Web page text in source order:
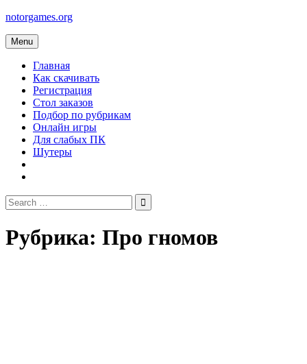
Skip
content
notorgames.org
Menu
Главная
Как скачивать
Регистрация
Стол заказов
Подбор по рубрикам
Онлайн игры
Для слабых ПК
Шутеры
Search
for:
Рубрика: Про гномов